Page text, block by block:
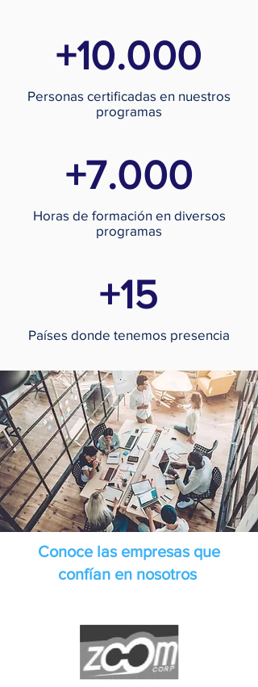
+10.000
Personas certificadas en nuestros
programas
+7.000
Horas de formación en diversos
programas
+15
Países donde tenemos presencia
Conoce las empresas que
confían en nosotros